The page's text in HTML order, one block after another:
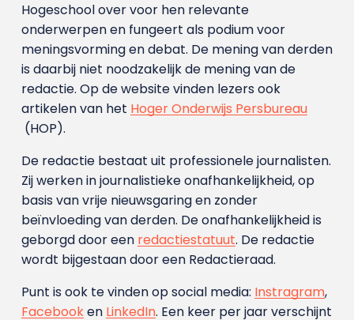
Hogeschool over voor hen relevante
onderwerpen en fungeert als podium voor
meningsvorming en debat. De mening van derden
is daarbij niet noodzakelijk de mening van de
redactie. Op de website vinden lezers ook
artikelen van het Hoger Onderwijs Persbureau
(HOP).
De redactie bestaat uit professionele journalisten.
Zij werken in journalistieke onafhankelijkheid, op
basis van vrije nieuwsgaring en zonder
beïnvloeding van derden. De onafhankelijkheid is
geborgd door een redactiestatuut. De redactie
wordt bijgestaan door een Redactieraad.
Punt is ook te vinden op social media: Instragram,
Facebooken LinkedIn. Een keer per jaar verschijnt